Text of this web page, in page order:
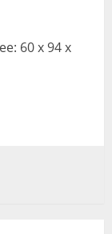
60 х 94 х